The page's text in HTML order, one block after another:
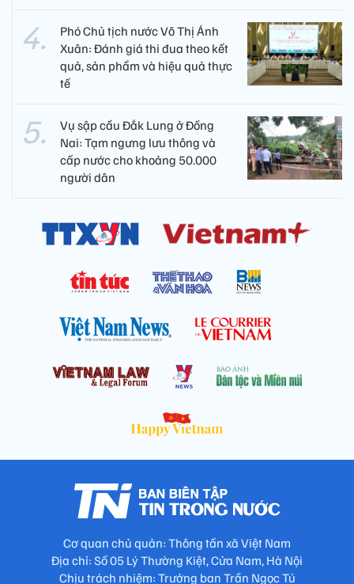
Phó Chủ tịch nước Võ Thị Ánh
Xuân: Đánh giá thi đua theo kết
quả, sản phẩm và hiệu quả thực
tế
Vụ sập cầu Đắk Lung ở Đồng
Nai: Tạm ngưng lưu thông và
cấp nước cho khoảng 50.000
người dân
Cơ quan chủ quản: Thông tấn xã Việt Nam
Địa chỉ: Số 05 Lý Thường Kiệt, Cửa Nam, Hà Nội
Chịu trách nhiệm: Trưởng ban Trần Ngọc Tú